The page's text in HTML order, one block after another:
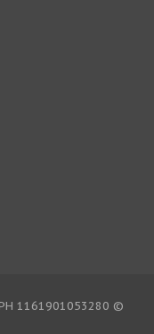
1161901053280 ©